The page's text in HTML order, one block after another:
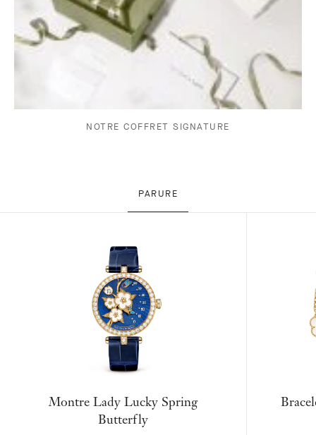
NOTRE COFFRET SIGNATURE
PARURE
Montre Lady Lucky Spring
Butterfly